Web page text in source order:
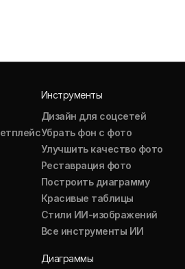
Инструменты
Дизайн для соцсетей
Убрать фон с фото
Улучшить качество фото
Реставрация фото
Построить диаграмму
Красивые таблицы
Стили ИИ-изображений
Все инструменты ИИ
Диаграммы